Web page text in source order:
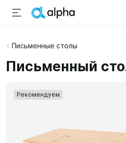
Письменные столы
Письменный
Рекомендуем